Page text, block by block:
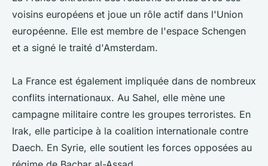
voisins européens et joue un rôle actif dans l'Union
européenne. Elle est membre de l'espace Schengen
et a signé le traité d'Amsterdam.
La France est également impliquée dans de nombreux
conflits internationaux. Au Sahel, elle mène une
campagne militaire contre les groupes terroristes. En
Irak, elle participe à la coalition internationale contre
Daech. En Syrie, elle soutient les forces opposées au